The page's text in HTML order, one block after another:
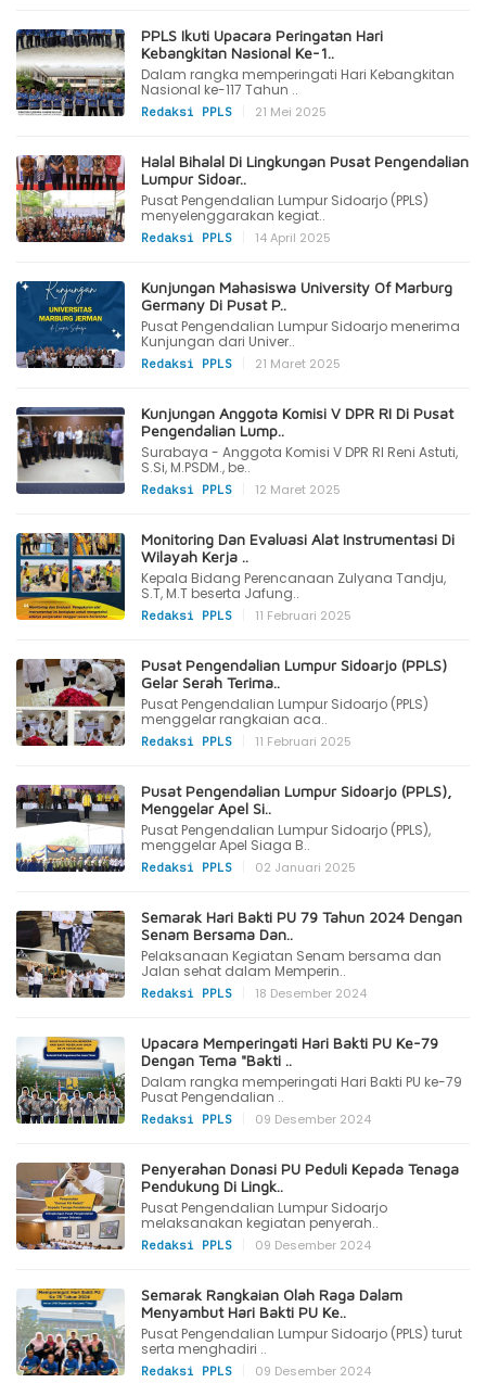
PPLS Ikuti Upacara Peringatan Hari
Kebangkitan Nasional Ke-1..
Dalam rangka memperingati Hari Kebangkitan
Nasional ke-117 Tahun ..
Redaksi PPLS 21 Mei 2025
Halal Bihalal Di Lingkungan Pusat Pengendalian
Lumpur Sidoar..
Pusat Pengendalian Lumpur Sidoarjo (PPLS)
menyelenggarakan kegiat..
Redaksi PPLS 14 April 2025
Kunjungan Mahasiswa University Of Marburg
Germany Di Pusat P..
Pusat Pengendalian Lumpur Sidoarjo menerima
Kunjungan dari Univer..
Redaksi PPLS 21 Maret 2025
Kunjungan Anggota Komisi V DPR RI Di Pusat
Pengendalian Lump..
Surabaya - Anggota Komisi V DPR RI Reni Astuti,
S.Si, M.PSDM., be..
Redaksi PPLS 12 Maret 2025
Monitoring Dan Evaluasi Alat Instrumentasi Di
Wilayah Kerja ..
Kepala Bidang Perencanaan Zulyana Tandju,
S.T, M.T beserta Jafung..
Redaksi PPLS 11 Februari 2025
Pusat Pengendalian Lumpur Sidoarjo (PPLS)
Gelar Serah Terima..
Pusat Pengendalian Lumpur Sidoarjo (PPLS)
menggelar rangkaian aca..
Redaksi PPLS 11 Februari 2025
Pusat Pengendalian Lumpur Sidoarjo (PPLS),
Menggelar Apel Si..
Pusat Pengendalian Lumpur Sidoarjo (PPLS),
menggelar Apel Siaga B..
Redaksi PPLS 02 Januari 2025
Semarak Hari Bakti PU 79 Tahun 2024 Dengan
Senam Bersama Dan..
Pelaksanaan Kegiatan Senam bersama dan
Jalan sehat dalam Memperin..
Redaksi PPLS 18 Desember 2024
Upacara Memperingati Hari Bakti PU Ke-79
Dengan Tema "Bakti ..
Dalam rangka memperingati Hari Bakti PU ke-79
Pusat Pengendalian ..
Redaksi PPLS 09 Desember 2024
Penyerahan Donasi PU Peduli Kepada Tenaga
Pendukung Di Lingk..
Pusat Pengendalian Lumpur Sidoarjo
melaksanakan kegiatan penyerah..
Redaksi PPLS 09 Desember 2024
Semarak Rangkaian Olah Raga Dalam
Menyambut Hari Bakti PU Ke..
Pusat Pengendalian Lumpur Sidoarjo (PPLS) turut
serta menghadiri ..
Redaksi PPLS 09 Desember 2024